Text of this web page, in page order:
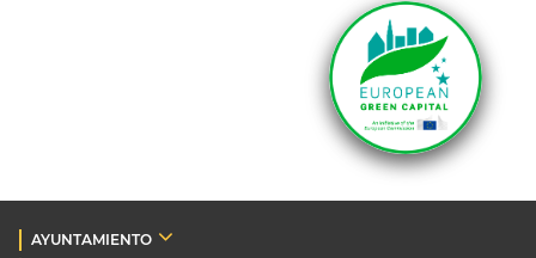
AYUNTAMIENTO